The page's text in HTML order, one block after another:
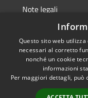
Note legali
Dichiarazione di
RSS
Accessibilità
Questo sito web
necessari al corretto
nonché un cookie
informazioni
Per maggiori dettagli, può